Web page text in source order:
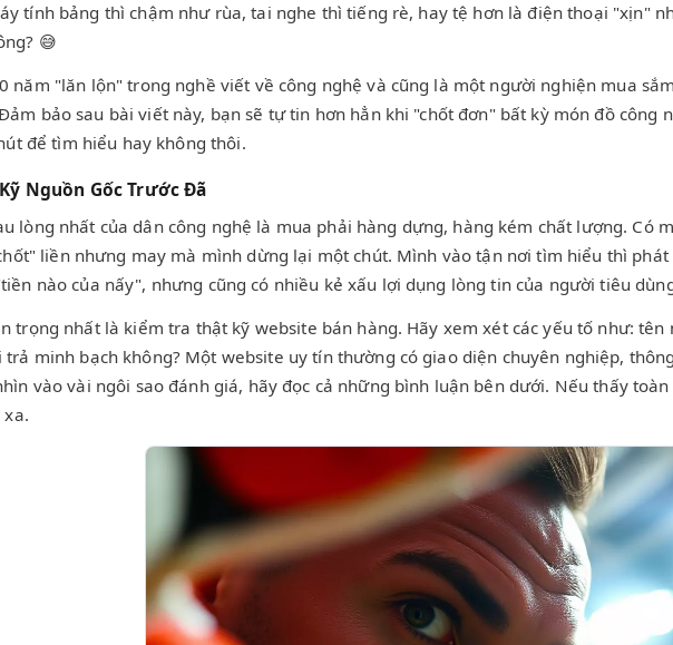
tính bảng thì chậm như rùa, tai nghe thì tiếng rè, hay tệ hơn là điện thoại "xịn"
😅
năm "lăn lộn" trong nghề viết về công nghệ và cũng là một người nghiện mua
bảo sau bài viết này, bạn sẽ tự tin hơn hẳn khi "chốt đơn" bất kỳ món đồ công
để tìm hiểu hay không thôi.
Nguồn Gốc Trước Đã
lòng nhất của dân công nghệ là mua phải hàng dựng, hàng kém chất lượng.
liền nhưng may mà mình dừng lại một chút. Mình vào tận nơi tìm hiểu thì
nào của nấy", nhưng cũng có nhiều kẻ xấu lợi dụng lòng tin của người tiêu
trọng nhất là kiểm tra thật kỹ website bán hàng. Hãy xem xét các yếu tố như:
trả minh bạch không? Một website uy tín thường có giao diện chuyên nghiệp,
vào vài ngôi sao đánh giá, hãy đọc cả những bình luận bên dưới. Nếu thấy